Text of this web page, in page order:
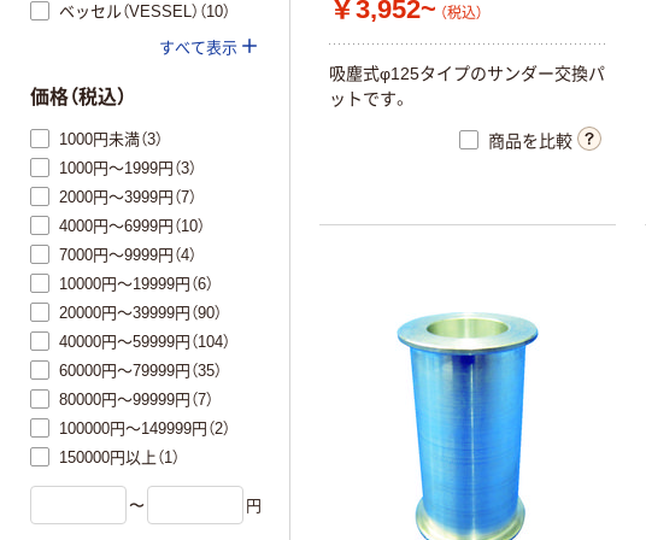
￥3,952~ （税込）
吸塵式φ125タイプのサンダー交換パ
ットです。
商品を比較
ベッセル（VESSEL）（10）
すべて表示
価格（税込）
1000円未満（3）
1000円～1999円（3）
2000円～3999円（7）
4000円～6999円（10）
7000円～9999円（4）
10000円～19999円（6）
20000円～39999円（90）
40000円～59999円（104）
60000円～79999円（35）
80000円～99999円（7）
100000円～149999円（2）
150000円以上（1）
〜 円